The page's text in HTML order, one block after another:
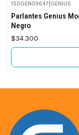
Agotado
150GEN09647 GENIUS
Parlantes Genius
Negro
$34.300